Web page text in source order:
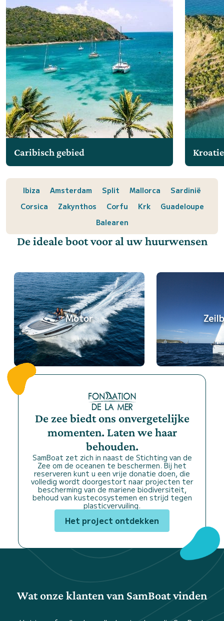
Caribisch gebied Kroatie
Ibiza Amsterdam Split Mallorca
Sardinië
Corsica
Zakynthos Corfu Krk
Guadeloupe
Balearen
De ideale boot voor al uw huurwensen
Motor
De zee biedt ons onvergetelijke
momenten. Laten we haar
behouden.
SamBoat zet zich in naast de Stichting van de
Zee om de oceanen te beschermen. Bij het
reserveren kunt u een vrije donatie doen, die
volledig wordt doorgestort naar projecten ter
bescherming van de mariene biodiversiteit,
behoud van kustecosystemen en strijd tegen
plasticvervuiling.
Het project ontdekken
Wat onze klanten van SamBoat vinden